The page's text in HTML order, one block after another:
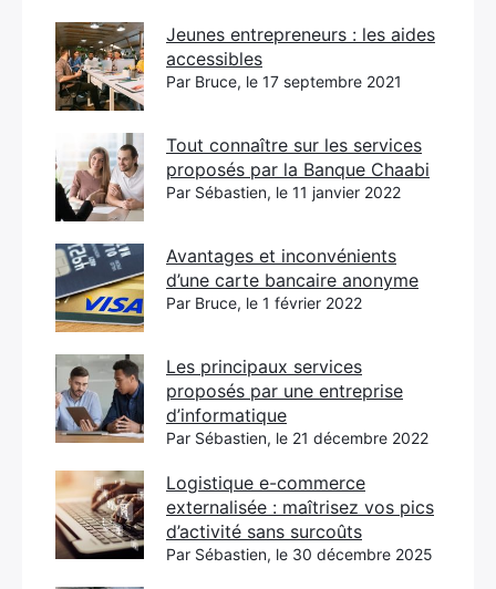
Jeunes entrepreneurs : les aides
accessibles
Par Bruce, le 17 septembre 2021
Tout connaître sur les services
proposés par la Banque Chaabi
Par Sébastien, le 11 janvier 2022
Avantages et inconvénients
d’une carte bancaire anonyme
Par Bruce, le 1 février 2022
Les principaux services
proposés par une entreprise
d’informatique
Par Sébastien, le 21 décembre 2022
Logistique e-commerce
externalisée : maîtrisez vos pics
d’activité sans surcoûts
Par Sébastien, le 30 décembre 2025